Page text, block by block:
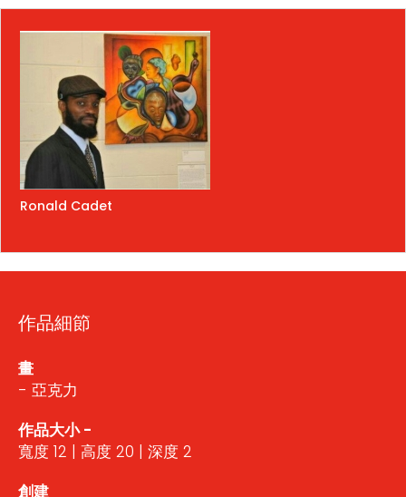
Ronald Cadet
作品細節
畫
- 亞克力
作品大小 -
寬度 12 | 高度 20 | 深度 2
創建